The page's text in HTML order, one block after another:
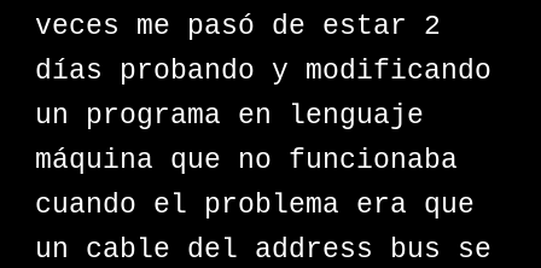
veces me pasó de estar 2
días probando y modificando
un programa en lenguaje
máquina que no funcionaba
cuando el problema era que
un cable del address bus se